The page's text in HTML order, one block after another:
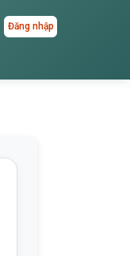
Đăng nhập